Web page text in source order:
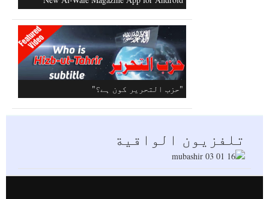
New Al-Waie Magazine App for Android
"حزب التحرير کون ہے؟"
تلفزيون الواقية